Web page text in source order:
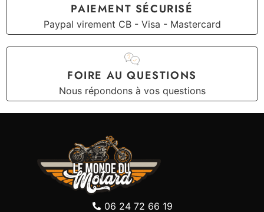
PAIEMENT SÉCURISÉ
Paypal virement CB - Visa - Mastercard
FOIRE AU QUESTIONS
Nous répondons à vos questions
06 24 72 66 19